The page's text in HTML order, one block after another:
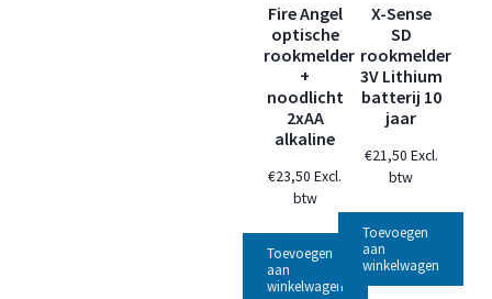
Fire Angel
optische
rookmelder
+
noodlicht
2xAA
alkaline
€23,50 Excl.
btw
Toevoegen
aan
winkelwagen
X-Sense
SD
rookmelder
3V Lithium
batterij 10
jaar
€21,50 Excl.
btw
Toevoegen
aan
winkelwagen